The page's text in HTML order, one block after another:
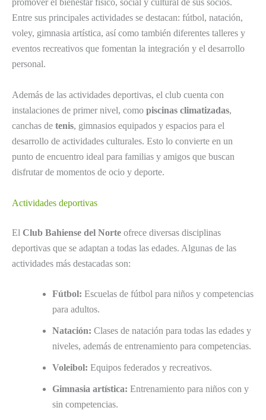
promover el bienestar físico, social y cultural de sus socios.
Entre sus principales actividades se destacan: fútbol, natación,
voley, gimnasia artística, así como también diferentes talleres y
eventos recreativos que fomentan la integración y el desarrollo
personal.
Además de las actividades deportivas, el club cuenta con
instalaciones de primer nivel, como piscinas climatizadas,
canchas de tenis, gimnasios equipados y espacios para el
desarrollo de actividades culturales. Esto lo convierte en un
punto de encuentro ideal para familias y amigos que buscan
disfrutar de momentos de ocio y deporte.
Actividades deportivas
El Club Bahiense del Norte ofrece diversas disciplinas
deportivas que se adaptan a todas las edades. Algunas de las
actividades más destacadas son:
Fútbol: Escuelas de fútbol para niños y competencias
para adultos.
Natación: Clases de natación para todas las edades y
niveles, además de entrenamiento para competencias.
Voleibol: Equipos federados y recreativos.
Gimnasia artística: Entrenamiento para niños con y
sin competencias.